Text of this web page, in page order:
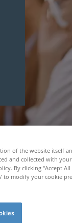
of the website itself
and collected with
By clicking “Accept All
to modify your cookie